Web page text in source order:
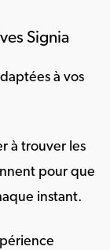
Signia
à vos
à trouver les
pour que
instant.